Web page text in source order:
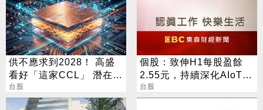
供不應求到2028！ 高盛
看好「這家CCL」 潛在漲
幅171%
台股
個股：致伸H1每股盈餘
2.55元，持續深化AIoT、
AI智慧監控、機器人與車
用佈局
台股